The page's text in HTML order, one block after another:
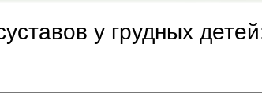
у грудных